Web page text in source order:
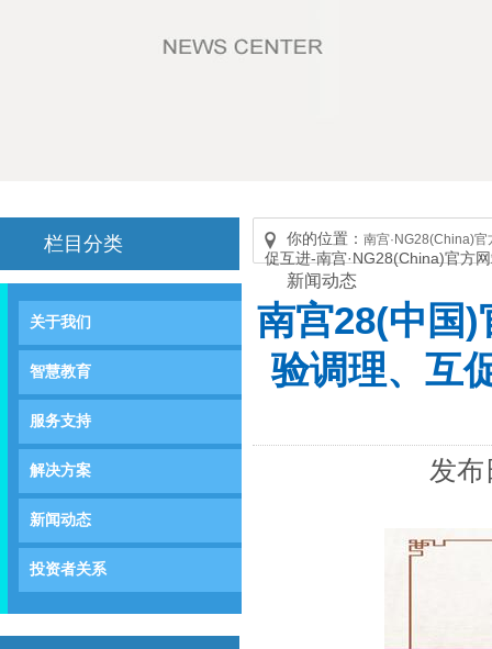
栏目分类
关于我们
智慧教育
服务支持
解决方案
新闻动态
投资者关系
你的位置： 南宫·NG28(China)
促互进-南宫·NG28(China)官方
新闻动态
南宫28(中国)
验调理、互
发